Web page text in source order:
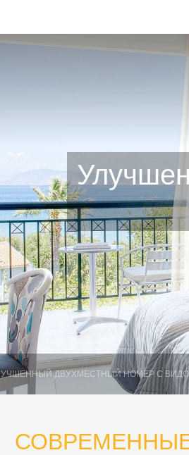
ДВУХМЕСТНЫЙ НОМЕР С